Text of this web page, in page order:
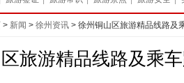
> 新闻 > 徐州资讯 > 徐州铜山区旅游精品线路及
旅游精品线路及乘